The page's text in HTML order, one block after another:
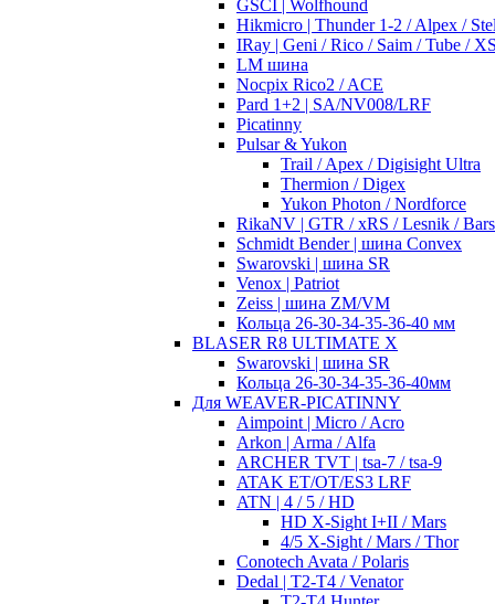
GSCI | Wolfhound
Hikmicro | Thunder 1-2 / Alpex /
IRay | Geni / Rico / Saim / Tube /
LM шина
Nocpix Rico2 / ACE
Pard 1+2 | SA/NV008/LRF
Picatinny
Pulsar & Yukon
Trail / Apex / Digisight Ultra
Thermion / Digex
Yukon Photon / Nordforce
RikaNV | GTR / xRS / Lesnik /
Schmidt Bender | шина Convex
Swarovski | шина SR
Venox | Patriot
Zeiss | шина ZM/VM
Кольца 26-30-34-35-36-40 мм
BLASER R8 ULTIMATE X
Swarovski | шина SR
Кольца 26-30-34-35-36-40мм
Для WEAVER-PICATINNY
Aimpoint | Micro / Acro
Arkon | Arma / Alfa
ARCHER TVT | tsa-7 / tsa-9
ATAK ET/OT/ES3 LRF
ATN | 4 / 5 / HD
HD X-Sight I+II / Mars
4/5 X-Sight / Mars / Thor
Conotech Avata / Polaris
Dedal | T2-T4 / Venator